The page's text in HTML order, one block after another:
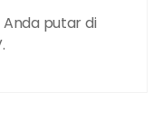
putar di